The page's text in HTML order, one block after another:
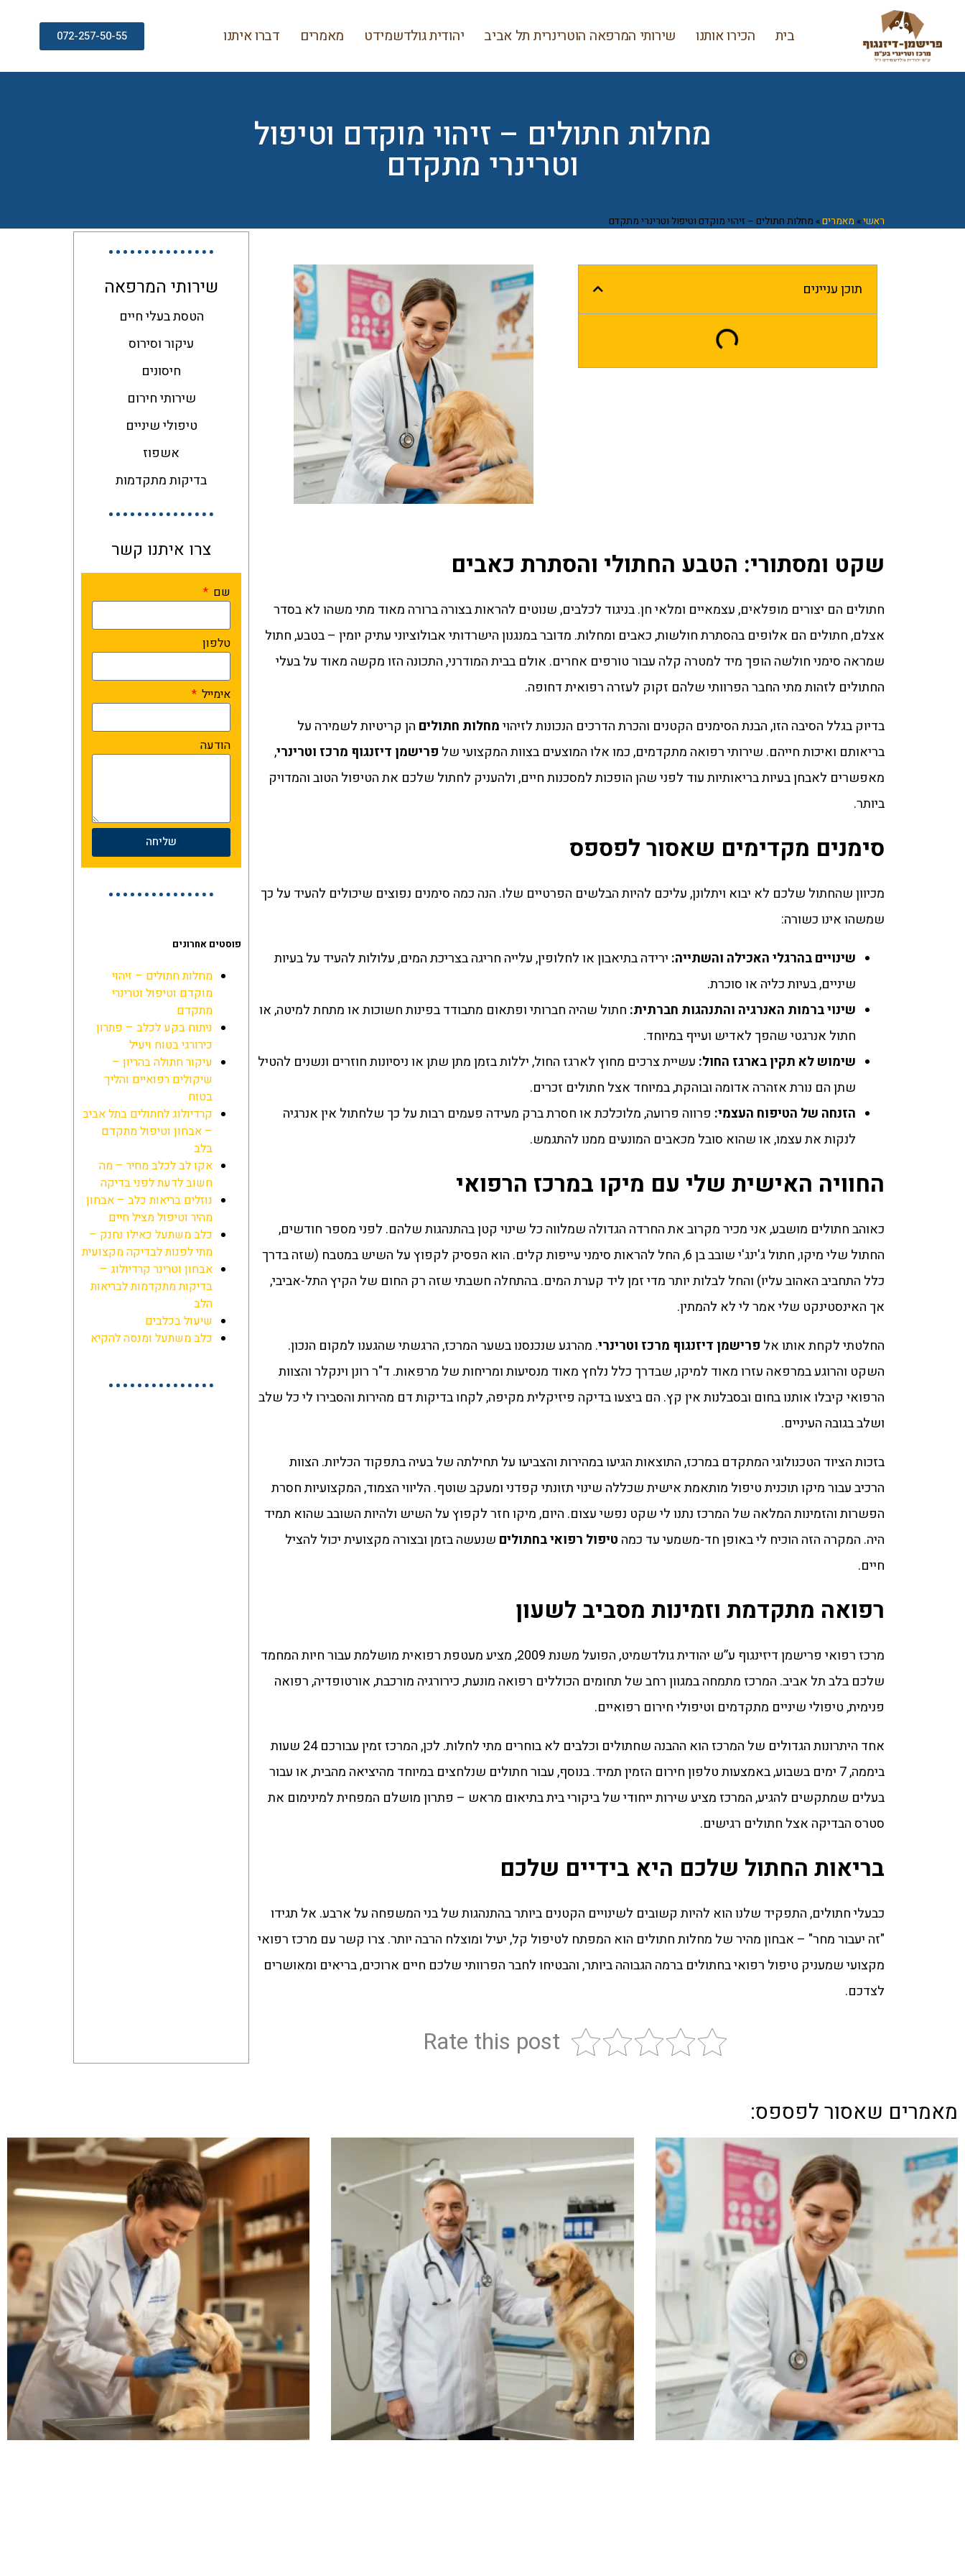
בית הכירו אותנו שירותי המרפאה הוטרינרית תל אביב יהודית גולדשמידט מאמרים דברו איתנו 072-257-50-55
מחלות חתולים – זיהוי מוקדם וטיפול
וטרינרי מתקדם
ראשי» מאמרים» מחלות חתולים – זיהוי מוקדם וטיפול וטרינרי מתקדם
תוכן עניינים
שקט ומסתורי: הטבע החתולי והסתרת כאבים
חתולים הם יצורים מופלאים, עצמאיים ומלאי חן. בניגוד לכלבים, שנוטים להראות בצורה ברורה מאוד מתי משהו לא בסדר
אצלם, חתולים הם אלופים בהסתרת חולשות, כאבים ומחלות. מדובר במנגנון הישרדותי אבולוציוני עתיק יומין – בטבע, חתול
שמראה סימני חולשה הופך מיד למטרה קלה עבור טורפים אחרים. אולם בבית המודרני, התכונה הזו מקשה מאוד על בעלי
החתולים לזהות מתי החבר הפרוותי שלהם זקוק לעזרה רפואית דחופה.
בדיוק בגלל הסיבה הזו, הבנת הסימנים הקטנים והכרת הדרכים הנכונות לזיהוימחלות חתולים הן קריטיות לשמירה על
בריאותם ואיכות חייהם. שירותי רפואה מתקדמים, כמו אלו המוצעים בצוות המקצועי של פרישמן דיזנגוף מרכז וטרינרי,
מאפשרים לאבחן בעיות בריאותיות עוד לפני שהן הופכות למסכנות חיים, ולהעניק לחתול שלכם את הטיפול הטוב והמדויק
ביותר.
סימנים מקדימים שאסור לפספס
מכיוון שהחתול שלכם לא יבוא ויתלונן, עליכם להיות הבלשים הפרטיים שלו. הנה כמה סימנים נפוצים שיכולים להעיד על כך
שמשהו אינו כשורה:
שינויים בהרגלי האכילה והשתייה: ירידה בתיאבון או לחלופין, עלייה חריגה בצריכת המים, עלולות להעיד על בעיות
שיניים, בעיות כליה או סוכרת.
שינוי ברמות האנרגיה והתנהגות חברתית: חתול שהיה חברותי ופתאום מתבודד בפינות חשוכות או מתחת למיטה, או
חתול אנרגטי שהפך לאדיש ועייף במיוחד.
שימוש לא תקין בארגז החול: עשיית צרכים מחוץ לארגז החול, יללות בזמן מתן שתן או ניסיונות חוזרים ונשנים להטיל
שתן הם נורת אזהרה אדומה ובוהקת, במיוחד אצל חתולים זכרים.
הזנחה של הטיפוח העצמי: פרווה פרועה, מלוכלכת או חסרת ברק מעידה פעמים רבות על כך שלחתול אין אנרגיה
לנקות את עצמו, או שהוא סובל מכאבים המונעים ממנו להתגמש.
החוויה האישית שלי עם מיקו במרכז הרפואי
כאוהב חתולים מושבע, אני מכיר מקרוב את החרדה הגדולה שמלווה כל שינוי קטן בהתנהגות שלהם. לפני מספר חודשים,
החתול שלי מיקו, חתול ג'ינג'י שובב בן 6, החל להראות סימני עייפות קלים. הוא הפסיק לקפוץ על השיש במטבח (שזה בדרך
כלל התחביב האהוב עליו) והחל לבלות יותר מדי זמן ליד קערת המים. בהתחלה חשבתי שזה רק החום של הקיץ התל-אביבי,
אך האינסטינקט שלי אמר לי לא להמתין.
החלטתי לקחת אותו אל פרישמן דיזנגוף מרכז וטרינרי. מהרגע שנכנסנו בשער המרכז, הרגשתי שהגענו למקום הנכון.
השקט והרוגע במרפאה עזרו מאוד למיקו, שבדרך כלל נלחץ מאוד מנסיעות ומריחות של מרפאות. ד"ר רונן וינקלר והצוות
הרפואי קיבלו אותנו בחום ובסבלנות אין קץ. הם ביצעו בדיקה פיזיקלית מקיפה, לקחו בדיקות דם מהירות והסבירו לי כל שלב
ושלב בגובה העיניים.
בזכות הציוד הטכנולוגי המתקדם במרכז, התוצאות הגיעו במהירות והצביעו על תחילתה של בעיה בתפקוד הכליות. הצוות
הרכיב עבור מיקו תוכנית טיפול מותאמת אישית שכללה שינוי תזונתי קפדני ומעקב שוטף. הליווי הצמוד, המקצועיות חסרת
הפשרות והזמינות המלאה של המרכז נתנו לי שקט נפשי עצום. היום, מיקו חזר לקפוץ על השיש ולהיות השובב שהוא תמיד
היה. המקרה הזה הוכיח לי באופן חד-משמעי עד כמה טיפול רפואי בחתולים שנעשה בזמן ובצורה מקצועית יכול להציל
חיים.
רפואה מתקדמת וזמינות מסביב לשעון
מרכז רפואי פרישמן דיזינגוף ע”ש יהודית גולדשמיט, הפועל משנת 2009, מציע מעטפת רפואית מושלמת עבור חיות המחמד
שלכם בלב תל אביב. המרכז מתמחה במגוון רחב של תחומים הכוללים רפואה מונעת, כירורגיה מורכבת, אורטופדיה, רפואה
פנימית, טיפולי שיניים מתקדמים וטיפולי חירום רפואיים.
אחד היתרונות הגדולים של המרכז הוא ההבנה שחתולים וכלבים לא בוחרים מתי לחלות. לכן, המרכז זמין עבורכם 24 שעות
ביממה, 7 ימים בשבוע, באמצעות טלפון חירום הזמין תמיד. בנוסף, עבור חתולים שנלחצים במיוחד מהיציאה מהבית, או עבור
בעלים שמתקשים להגיע, המרכז מציע שירות ייחודי של ביקורי בית בתיאום מראש – פתרון מושלם המפחית למינימום את
סטרס הבדיקה אצל חתולים רגישים.
בריאות החתול שלכם היא בידיים שלכם
כבעלי חתולים, התפקיד שלנו הוא להיות קשובים לשינויים הקטנים ביותר בהתנהגות של בני המשפחה על ארבע. אל תגידו
"זה יעבור מחר" – אבחון מהיר של מחלות חתולים הוא המפתח לטיפול קל, יעיל ומוצלח הרבה יותר. צרו קשר עם מרכז רפואי
מקצועי שמעניק טיפול רפואי בחתולים ברמה הגבוהה ביותר, והבטיחו לחבר הפרוותי שלכם חיים ארוכים, בריאים ומאושרים
לצדכם.
Rate this post
שירותי המרפאה
הטסת בעלי חיים
עיקור וסירוס
חיסונים
שירותי חירום
טיפולי שיניים
אשפוז
בדיקות מתקדמות
צרו איתנו קשר
שם
טלפון
אימייל
הודעה
שליחה
פוסטים אחרונים
מחלות חתולים – זיהוי
מוקדם וטיפול וטרינרי
מתקדם
ניתוח בקע לכלב – פתרון
כירורגי בטוח ויעיל
עיקור חתולה בהריון –
שיקולים רפואיים והליך
בטוח
קרדיולוג לחתולים בתל אביב
– אבחון וטיפול מתקדם
בלב
אקו לב לכלב מחיר – מה
חשוב לדעת לפני בדיקה
נוזלים בריאות כלב – אבחון
מהיר וטיפול מציל חיים
כלב משתעל כאילו נחנק –
מתי לפנות לבדיקה מקצועית
אבחון וטרינר קרדיולוג –
בדיקות מתקדמות לבריאות
הלב
שיעול בכלבים
כלב משתעל ומנסה להקיא
מאמרים שאסור לפספס: